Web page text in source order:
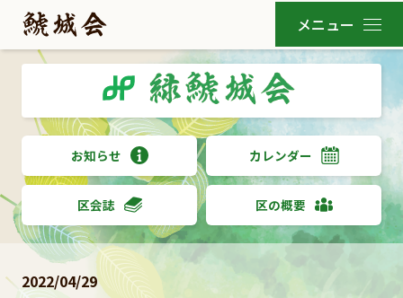
お知らせ カレンダー
区会誌 区の概要
2022/04/29